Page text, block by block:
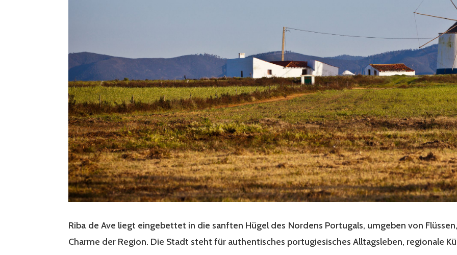
Riba de Ave liegt eingebettet in die sanften Hügel des Nordens Portugals, umgeben von
Charme der Region. Die Stadt steht für authentisches portugiesisches Alltagsleben, regionale